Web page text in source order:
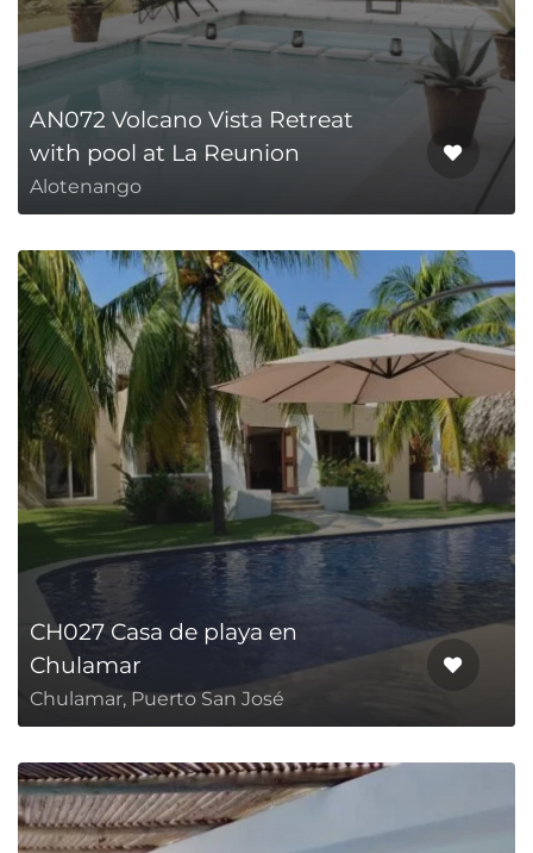
AN072 Volcano Vista Retreat
with pool at La Reunion
Alotenango
CH027 Casa de playa en
Chulamar
Chulamar, Puerto San José